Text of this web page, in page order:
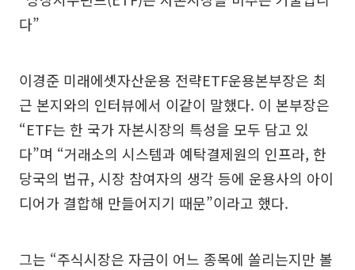
다”
이경준 미래에셋자산운용 전략ETF운용본부장은 최
근 본지와의 인터뷰에서 이같이 말했다. 이 본부장은
“ETF는 한 국가 자본시장의 특성을 모두 담고 있
다”며 “거래소의 시스템과 예탁결제원의 인프라, 한
당국의 법규, 시장 참여자의 생각 등에 운용사의 아이
디어가 결합해 만들어지기 때문”이라고 했다.
그는 “주식시장은 자금이 어느 종목에 쏠리는지만 볼